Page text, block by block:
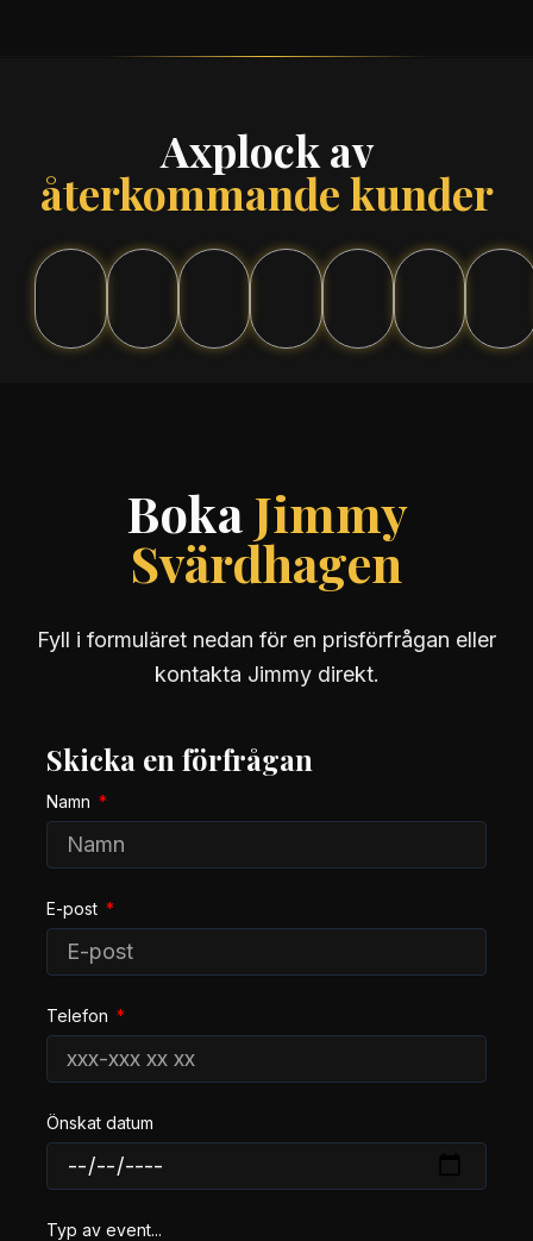
Axplock av
återkommande kunder
BokaJimmy
Svärdhagen
Fyll i formuläret nedan för en prisförfrågan eller
kontakta Jimmy direkt.
Skicka en förfrågan
Namn
E-post
Telefon
Önskat datum
Typ av event...